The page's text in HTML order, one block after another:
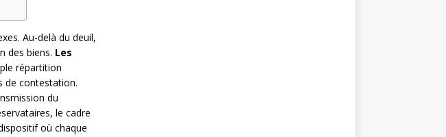
Au-delà du deuil,
des biens. Les
répartition
de contestation.
du
le cadre
où chaque